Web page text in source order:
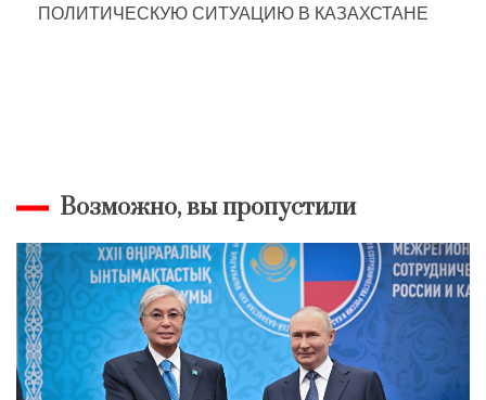
ПОЛИТИЧЕСКУЮ СИТУАЦИЮ В КАЗАХСТАНЕ
Возможно, вы пропустили